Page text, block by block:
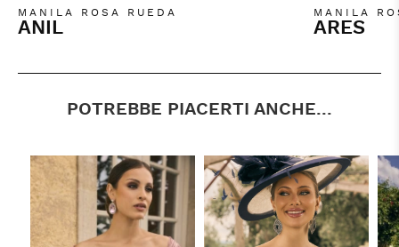
MANILA ROSA RUEDA
ANIL
MANILA
ARES
POTREBBE PIACERTI ANCHE...